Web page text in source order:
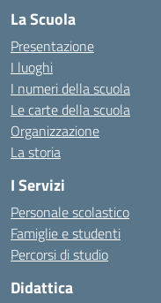
La Scuola
Presentazione
I luoghi
I numeri della scuola
Le carte della scuola
Organizzazione
La storia
I Servizi
Personale scolastico
Famiglie e studenti
Percorsi di studio
Didattica